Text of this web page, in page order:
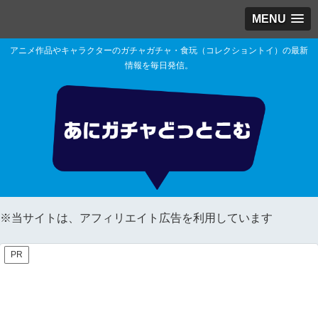
MENU
アニメ作品やキャラクターのガチャガチャ・食玩（コレクショントイ）の最新
情報を毎日発信。
※当サイトは、アフィリエイト広告を利用しています
PR